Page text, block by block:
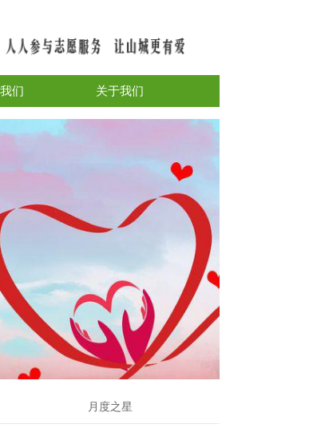
们 关于我们
月度之星